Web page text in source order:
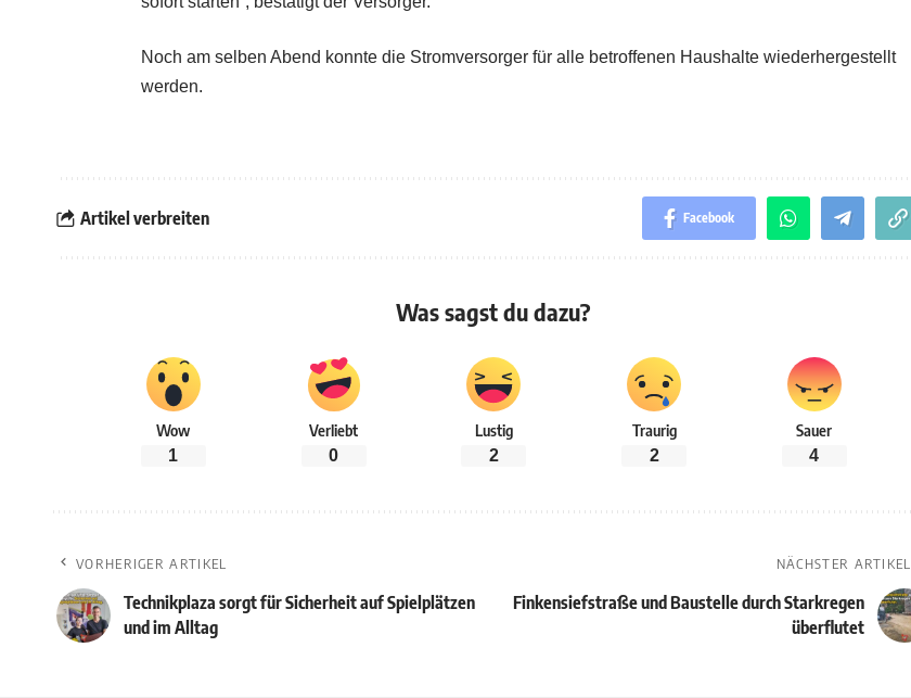
Noch am selben Abend konnte die Stromversorger für alle betroffenen Haushalte wiederhergestellt
werden.
Artikel verbreiten Facebook
Was sagst du dazu?
Wow
1
Verliebt
0
Lustig
2
Traurig
2
Sauer
4
VORHERIGER ARTIKEL
Technikplaza sorgt für Sicherheit auf Spielplätzen
und im Alltag
NÄCHSTER ARTIKEL
Finkensiefstraße und Baustelle durch Starkregen
überflutet